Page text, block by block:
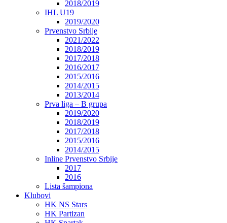
2018/2019
IHL U19
2019/2020
Prvenstvo Srbije
2021/2022
2018/2019
2017/2018
2016/2017
2015/2016
2014/2015
2013/2014
Prva liga – B grupa
2019/2020
2018/2019
2017/2018
2015/2016
2014/2015
Inline Prvenstvo Srbije
2017
2016
Lista šampiona
Klubovi
HK NS Stars
HK Partizan